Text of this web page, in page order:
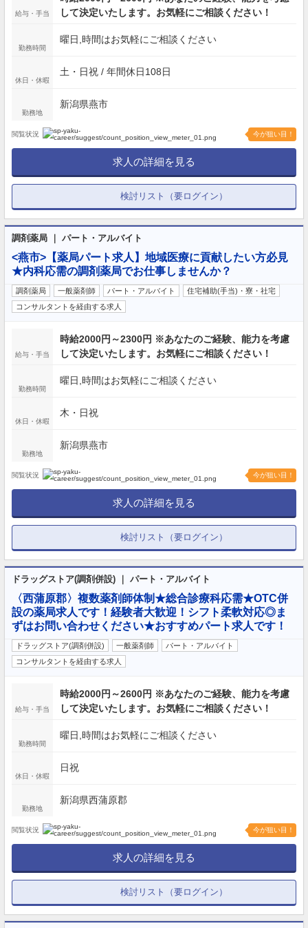
給与・手当
して決定いたします。お気軽にご相談ください！
勤務時間
曜日,時間はお気軽にご相談ください
休日・休暇
土・日祝 / 年間休日108日
勤務地
新潟県燕市
閲覧状況 今が狙い目！
求人の詳細を見る
検討リスト（要ログイン）
調剤薬局 ｜ パート・アルバイト
<燕市>【薬局パート求人】地域医療に貢献したい方必見
★内科応需の調剤薬局でお仕事しませんか？
調剤薬局 一般薬剤師 パート・アルバイト
住宅補助(手当)・寮・社宅
コンサルタントを経由する求人
給与・手当
時給2000円～2300円 ※あなたのご経験、能力を考慮
して決定いたします。お気軽にご相談ください！
勤務時間
曜日,時間はお気軽にご相談ください
休日・休暇
木・日祝
勤務地
新潟県燕市
閲覧状況 今が狙い目！
求人の詳細を見る
検討リスト（要ログイン）
ドラッグストア(調剤併設) ｜ パート・アルバイト
〈西蒲原郡〉複数薬剤師体制★総合診療科応需★OTC併
設の薬局求人です！経験者大歓迎！シフト柔軟対応◎ま
ずはお問い合わせください★おすすめパート求人です！
ドラッグストア(調剤併設) 一般薬剤師
パート・アルバイト
コンサルタントを経由する求人
給与・手当
時給2000円～2600円 ※あなたのご経験、能力を考慮
して決定いたします。お気軽にご相談ください！
勤務時間
曜日,時間はお気軽にご相談ください
休日・休暇
日祝
勤務地
新潟県西蒲原郡
閲覧状況 今が狙い目！
求人の詳細を見る
検討リスト（要ログイン）